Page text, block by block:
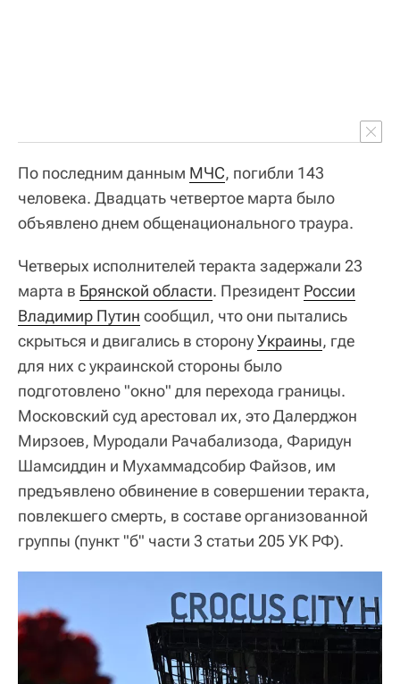
По последним данным МЧС, погибли 143
человека. Двадцать четвертое марта было
объявлено днем общенационального траура.
Четверых исполнителей теракта задержали 23
марта в Брянской области. Президент России
Владимир Путин сообщил, что они пытались
скрыться и двигались в сторонуУкраины, где
для них с украинской стороны было
подготовлено "окно" для перехода границы.
Московский суд арестовал их, это Далерджон
Мирзоев, Муродали Рачабализода, Фаридун
Шамсиддин и Мухаммадсобир Файзов, им
предъявлено обвинение в совершении теракта,
повлекшего смерть, в составе организованной
группы (пункт "б" части 3 статьи 205 УК РФ).